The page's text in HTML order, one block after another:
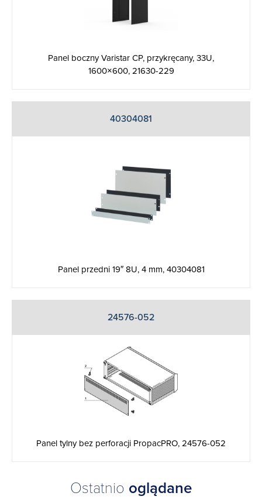
Panel boczny Varistar CP, przykręcany, 33U,
1600×600, 21630-229
40304081
Panel przedni 19″ 8U, 4 mm, 40304081
24576-052
Panel tylny bez perforacji PropacPRO, 24576-052
Ostatnio oglądane